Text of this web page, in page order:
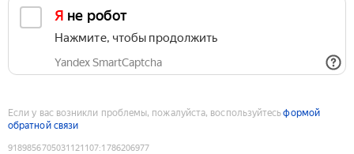
Я не робот
Нажмите, чтобы продолжить
Yandex SmartCaptcha
Если у вас возникли проблемы, пожалуйста, воспользуйтесьформой
обратной связи
9189856705031121107:1786206977